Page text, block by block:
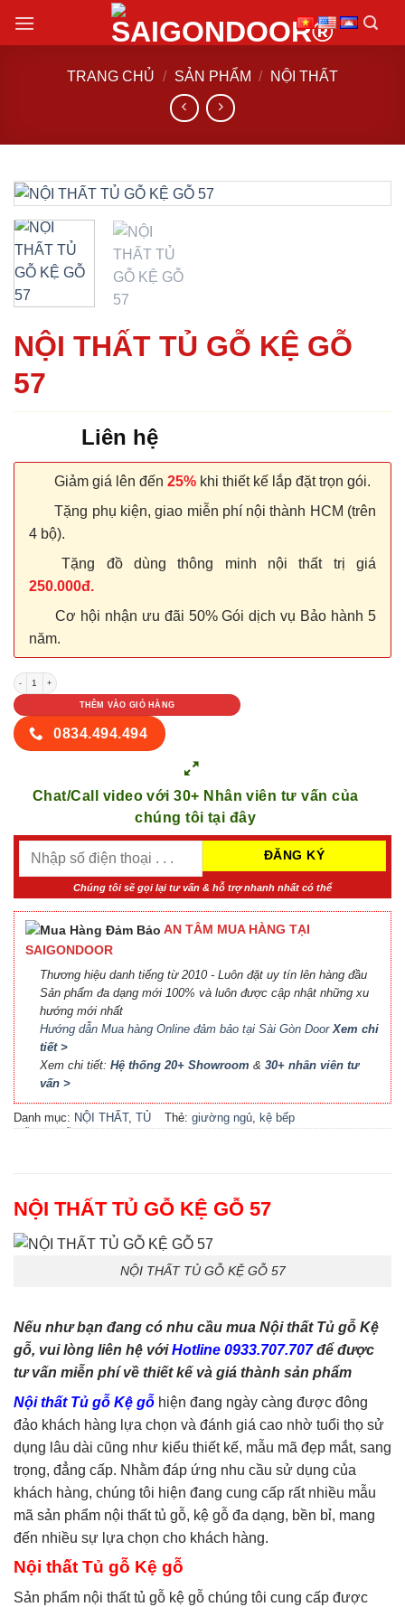
đến
TRANG CHỦ / SẢN PHẨM / NỘI THẤT
NỘI THẤT TỦ GỖ KỆ GỖ
57
Liên hệ
Giảm giá lên đến 25% khi thiết kế lắp đặt trọn gói.
Tặng phụ kiện, giao miễn phí nội thành HCM (trên
4 bộ).
Tặng đồ dùng thông minh nội thất trị giá
250.000đ.
Cơ hội nhận ưu đãi 50% Gói dịch vụ Bảo hành 5
năm.
NỘI THẤT TỦ GỖ KỆ GỖ 57 số lượng
THÊM VÀO GIỎ HÀNG
0834.494.494
Chat/Call video với 30+ Nhân viên tư vấn của
chúng tôi tại đây
Chúng tôi sẽ gọi lại tư vấn & hỗ trợ nhanh nhất có thể
AN TÂM MUA HÀNG TẠI
SAIGONDOOR
Thương hiệu danh tiếng từ 2010 - Luôn đặt uy tín lên hàng đầu
Sản phẩm đa dạng mới 100% và luôn được cập nhật những xu
hướng mới nhất
Hướng dẫn Mua hàng Online đảm bảo tại Sài Gòn DoorXem chi
tiết >
Xem chi tiết: Hệ thống 20+ Showroom & 30+ nhân viên tư
vấn >
Danh mục: NỘI THẤT, TỦ
Thẻ:giường ngủ, kệ bếp
bếp,tủ bếp đẹp ,tủ gỗ
tivi
NỘI THẤT TỦ GỖ KỆ GỖ 57
NỘI THẤT TỦ GỖ KỆ GỖ 57
Nếu như bạn đang có nhu cầu mua Nội thất Tủ gỗ Kệ
gỗ, vui lòng liên hệ vớiHotline 0933.707.707để được
tư vấn miễn phí về thiết kế và giá thành sản phẩm
Nội thất Tủ gỗ Kệ gỗ hiện đang ngày càng được đông
đảo khách hàng lựa chọn và đánh giá cao nhờ tuổi thọ sử
dụng lâu dài cũng như kiểu thiết kế, mẫu mã đẹp mắt, sang
trọng, đẳng cấp. Nhằm đáp ứng nhu cầu sử dụng của
khách hàng, chúng tôi hiện đang cung cấp rất nhiều mẫu
mã sản phẩm nội thất tủ gỗ, kệ gỗ đa dạng, bền bỉ, mang
đến nhiều sự lựa chọn cho khách hàng.
Nội thất Tủ gỗ Kệ gỗ
Sản phẩm nội thất tủ gỗ kệ gỗ chúng tôi cung cấp được